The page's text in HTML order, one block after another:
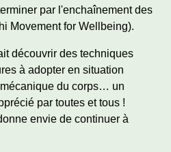
par l'enchaînement des
Movement for Wellbeing).
découvrir des techniques
à adopter en situation
du corps… un
par toutes et tous !
envie de continuer à